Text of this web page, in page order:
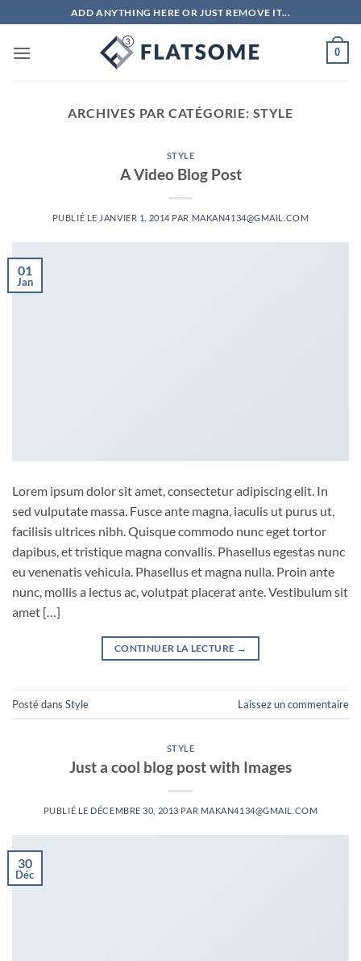
au
contenu
ADD ANYTHING HERE OR JUST REMOVE IT...
0
ARCHIVES PAR CATÉGORIE: STYLE
STYLE
A Video Blog Post
PUBLIÉ LE JANVIER 1, 2014 PAR MAKAN4134@GMAIL.COM
01
Jan
Lorem ipsum dolor sit amet, consectetur adipiscing elit. In
sed vulputate massa. Fusce ante magna, iaculis ut purus ut,
facilisis ultrices nibh. Quisque commodo nunc eget tortor
dapibus, et tristique magna convallis. Phasellus egestas nunc
eu venenatis vehicula. Phasellus et magna nulla. Proin ante
nunc, mollis a lectus ac, volutpat placerat ante. Vestibulum sit
amet […]
CONTINUER LA LECTURE →
Posté dans Style Laissez un commentaire
STYLE
Just a cool blog post with Images
PUBLIÉ LE DÉCEMBRE 30, 2013 PAR MAKAN4134@GMAIL.COM
30
Déc